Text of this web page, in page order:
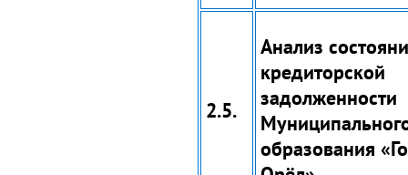
2.5.
Анализ
кредиторской
задолженности
образования